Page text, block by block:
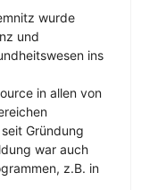
wurde
und
ins
in allen von
Gründung
war auch
z.B. in